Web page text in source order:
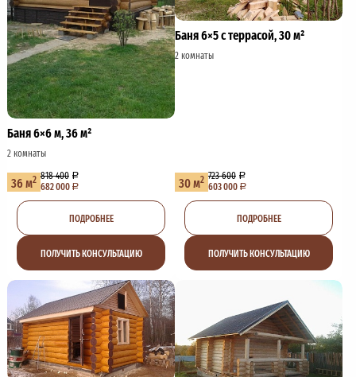
Баня 6×6 м, 36 м²
2 комнаты
36 м2 818 400
682 000
ПОДРОБНЕЕ
ПОЛУЧИТЬ КОНСУЛЬТАЦИЮ
Баня 6×5 с террасой, 30 м²
2 комнаты
30 м2 723 600
603 000
ПОДРОБНЕЕ
ПОЛУЧИТЬ КОНСУЛЬТАЦИЮ